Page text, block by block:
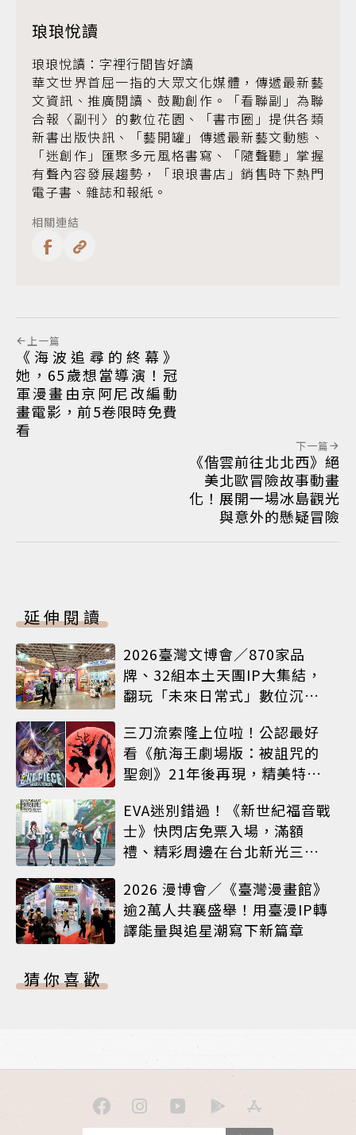
琅琅悅讀
琅琅悅讀：字裡行間皆好讀
華文世界首屈一指的大眾文化媒體，傳遞最新藝
文資訊、推廣閱讀、鼓勵創作。「看聯副」為聯
合報〈副刊〉的數位花園、「書市圈」提供各類
新書出版快訊、「藝開罐」傳遞最新藝文動態、
「迷創作」匯聚多元風格書寫、「隨聲聽」掌握
有聲內容發展趨勢，「琅琅書店」銷售時下熱門
電子書、雜誌和報紙。
相關連結
上一篇
《海波追尋的終幕》
她，65歲想當導演！冠
軍漫畫由京阿尼改編動
畫電影，前5卷限時免費
看
下一篇
《偕雲前往北北西》絕
美北歐冒險故事動畫
化！展開一場冰島觀光
與意外的懸疑冒險
延伸閱讀
2026臺灣文博會／870家品
牌、32組本土天團IP大集結，
翻玩「未來日常式」數位沉浸
三刀流索隆上位啦！公認最好
看《航海王劇場版：被詛咒的
聖劍》21年後再現，精美特典
EVA迷別錯過！《新世紀福音戰
士》快閃店免票入場，滿額
禮、精彩周邊在台北新光三越
2026 漫博會／《臺灣漫畫館》
逾2萬人共襄盛舉！用臺漫IP轉
譯能量與追星潮寫下新篇章
猜你喜歡